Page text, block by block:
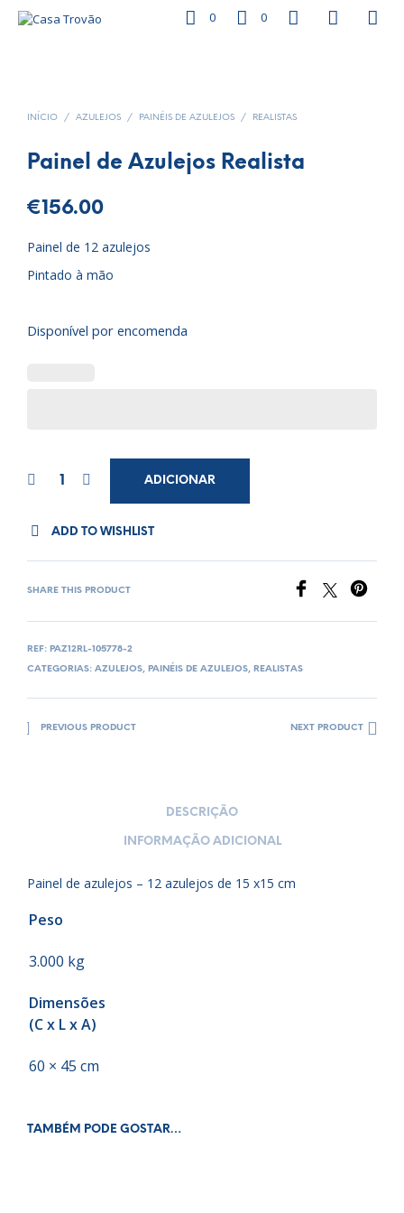
0 0
INÍCIO / AZULEJOS / PAINÉIS DE AZULEJOS / REALISTAS
Painel de Azulejos Realista
€156.00
Painel de 12 azulejos
Pintado à mão
Disponível por encomenda
ADICIONAR
ADD TO WISHLIST
SHARE THIS PRODUCT
REF: PAZ12RL-105778-2
CATEGORIAS: AZULEJOS, PAINÉIS DE AZULEJOS, REALISTAS
PREVIOUS PRODUCT NEXT PRODUCT
DESCRIÇÃO
INFORMAÇÃO ADICIONAL
Painel de azulejos – 12 azulejos de 15 x15 cm
Peso
3.000 kg
Dimensões
(C x L x A)
60 × 45 cm
TAMBÉM PODE GOSTAR…